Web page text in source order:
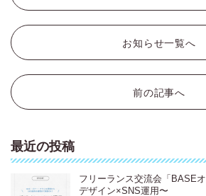
お知らせ一覧へ
前の記事へ
最近の投稿
フリーランス交流会「BASE
デザイン×SNS運用〜